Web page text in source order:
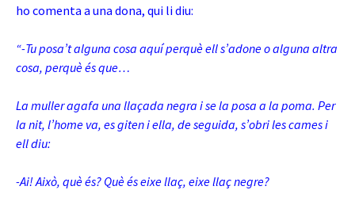
ho comenta a una dona, qui li diu:
“-Tu posa’t alguna cosa aquí perquè ell s’adone o alguna altra
cosa, perquè és que…
La muller agafa una llaçada negra i se la posa a la poma. Per
la nit, l’home va, es giten i ella, de seguida, s’obri les cames i
ell diu:
-Ai! Això, què és? Què és eixe llaç, eixe llaç negre?